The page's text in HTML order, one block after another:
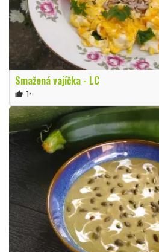
Smažená vajíčka - LC
thumb_up 1×